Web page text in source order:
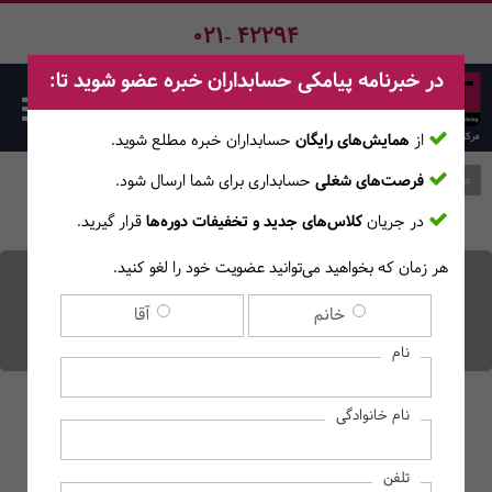
021- 42294
تراز آزمایشی چیست و چه
تفاوتی با ترازنامه دارد؟
صفحه اصلی وبلاگ
در خبرنامه پیامکی حسابداران خبره عضو شوید تا:
از همایش‌های رایگان حسابداران خبره مطلع ‎شوید.
فرصت‌های شغلی حسابداری برای شما ارسال شود.
در جریانکلاس‌های جدید و تخفیفات دوره‌هاقرار گیرید.
هر زمان که بخواهید می‌توانید عضویت خود را لغو کنید.
خانم آقا
نام
نام خانوادگی
تلفن